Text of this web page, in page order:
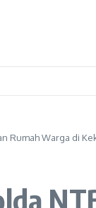
Rumah Warga di